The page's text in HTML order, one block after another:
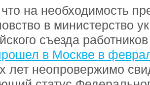
на необходимость
в министерство
съезда
в Москве в
лет неопровержимо